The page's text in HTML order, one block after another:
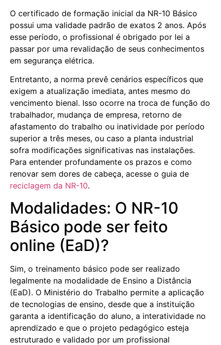
O certificado de formação inicial da NR-10 Básico
possui uma validade padrão de exatos 2 anos. Após
esse período, o profissional é obrigado por lei a
passar por uma revalidação de seus conhecimentos
em segurança elétrica.
Entretanto, a norma prevê cenários específicos que
exigem a atualização imediata, antes mesmo do
vencimento bienal. Isso ocorre na troca de função do
trabalhador, mudança de empresa, retorno de
afastamento do trabalho ou inatividade por período
superior a três meses, ou caso a planta industrial
sofra modificações significativas nas instalações.
Para entender profundamente os prazos e como
renovar sem dores de cabeça, acesse o guia de
reciclagem da NR-10.
Modalidades: O NR-10
Básico pode ser feito
online (EaD)?
Sim, o treinamento básico pode ser realizado
legalmente na modalidade de Ensino a Distância
(EaD). O Ministério do Trabalho permite a aplicação
de tecnologias de ensino, desde que a instituição
garanta a identificação do aluno, a interatividade no
aprendizado e que o projeto pedagógico esteja
estruturado e validado por um profissional